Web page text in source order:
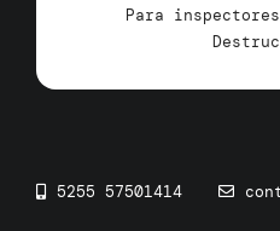
Para
5255 57501414